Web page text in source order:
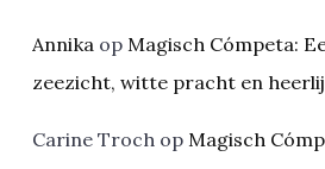
Annika op Magisch Cómpeta:
zeezicht, witte pracht en
Carine Troch op Magisch